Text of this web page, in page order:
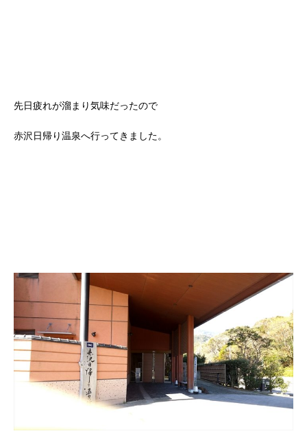
先日疲れが溜まり気味だったので
赤沢日帰り温泉へ行ってきました。